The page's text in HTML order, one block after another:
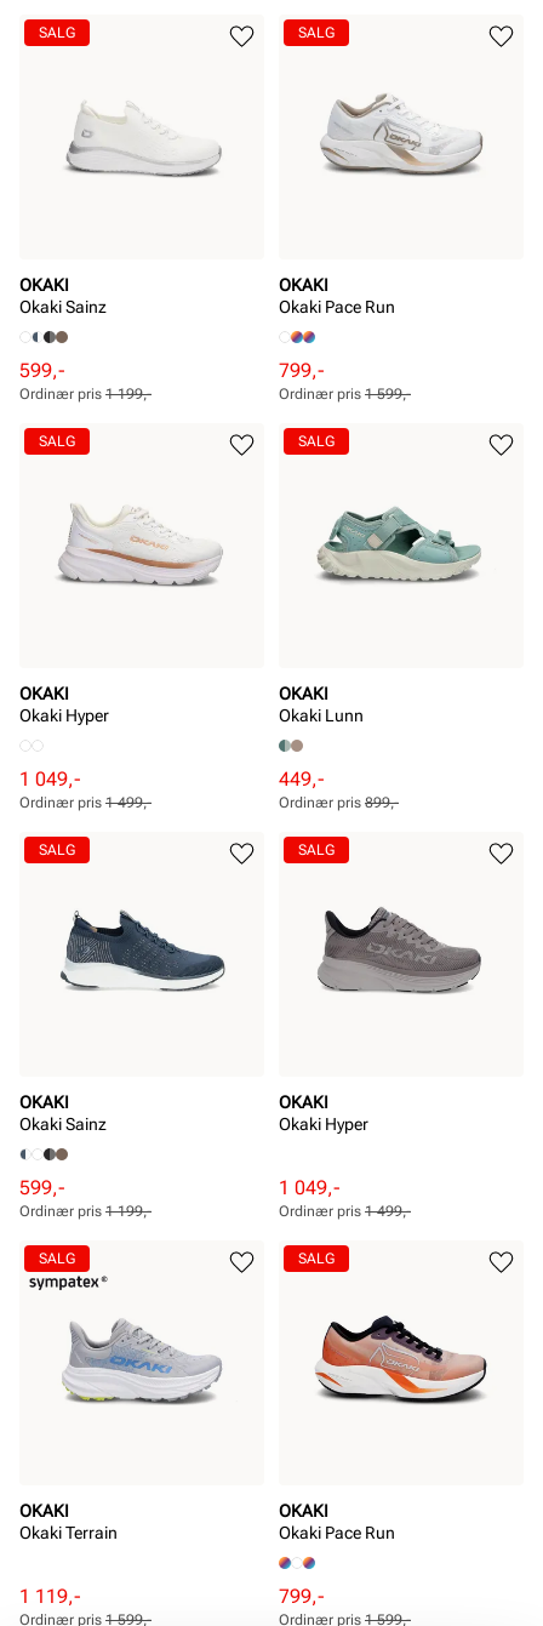
Pris
Pris
Pris
Pris
OKAKI
Okaki Sainz
Rabattert
pris
Pris
599,-
Ordinær
pris
Pris
Ordinær pris 1 199,-
SALG
OKAKI
Okaki Pace Run
Rabattert
pris
Pris
799,-
Ordinær
pris
Pris
Ordinær pris 1 599,-
SALG
OKAKI
Okaki Hyper
Rabattert
pris
Pris
1 049,-
Ordinær
pris
Pris
Ordinær pris 1 499,-
SALG
OKAKI
Okaki Lunn
Rabattert
pris
Pris
449,-
Ordinær
pris
Pris
Ordinær pris 899,-
SALG
OKAKI
Okaki Sainz
Rabattert
pris
Pris
599,-
Ordinær
pris
Pris
Ordinær pris 1 199,-
SALG
OKAKI
Okaki Hyper
Rabattert
pris
Pris
1 049,-
Ordinær
pris
Pris
Ordinær pris 1 499,-
SALG
OKAKI
Okaki Terrain
Rabattert
1 119,-
Ordinær
Ordinær pris 1 599,-
SALG
OKAKI
Okaki Pace Run
Rabattert
799,-
Ordinær
Ordinær pris 1 599,-
SALG